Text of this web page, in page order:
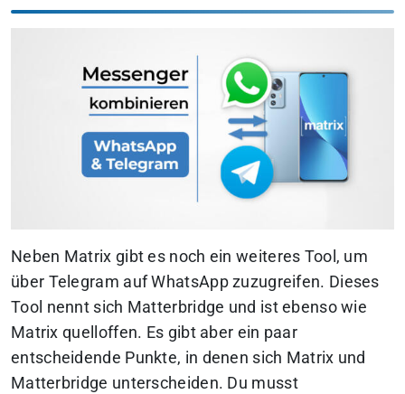
Neben Matrix gibt es noch ein weiteres Tool, um
über Telegram auf WhatsApp zuzugreifen. Dieses
Tool nennt sich Matterbridge und ist ebenso wie
Matrix quelloffen. Es gibt aber ein paar
entscheidende Punkte, in denen sich Matrix und
Matterbridge unterscheiden. Du musst